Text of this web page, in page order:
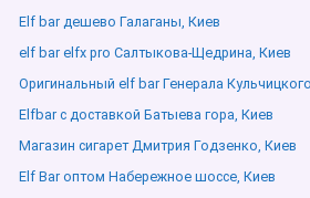
Elf bar дешево Галаганы, Киев
elf bar elfx pro Салтыкова-Щедрина, Киев
Оригинальный elf bar Генерала
Elfbar с доставкой Батыева гора, Киев
Магазин сигарет Дмитрия Годзенко, Киев
Elf Bar оптом Набережное шоссе, Киев